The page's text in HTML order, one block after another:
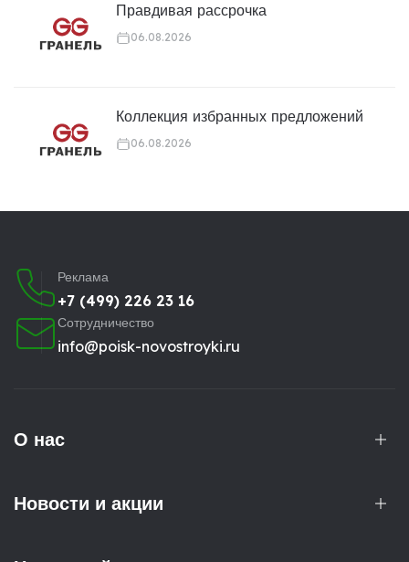
Правдивая рассрочка
06.08.2026
Коллекция избранных предложений
06.08.2026
Реклама
+7 (499) 226 23 16
Сотрудничество
info@poisk-novostroyki.ru
О нас
Новости и акции